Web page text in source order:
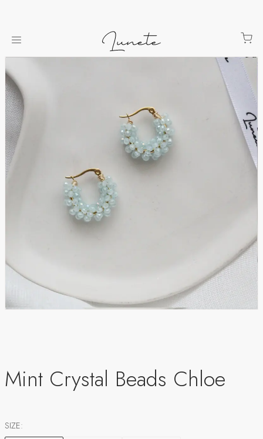
Mint Crystal Beads Chloe
SIZE: